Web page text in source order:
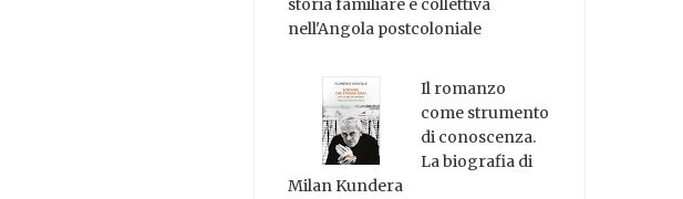
nell'Angola postcoloniale
Il romanzo
come strumento
di conoscenza.
La biografia di
Milan Kundera